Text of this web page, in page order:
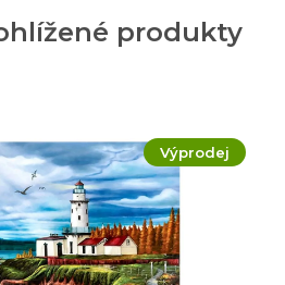
produkty
Výprodej